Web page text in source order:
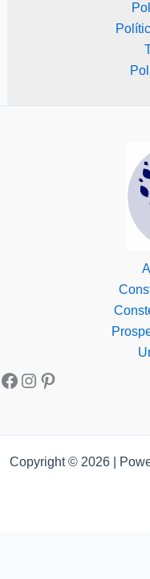
Copyright © 2026 |